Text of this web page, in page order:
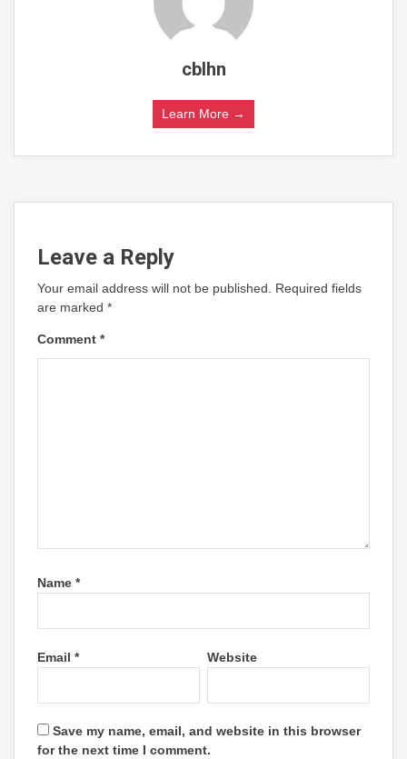
cblhn
Learn More →
Leave a Reply
Your email address will not be published.
Required fields
are marked *
Comment *
Name *
Email * Website
Save my name, email, and website in this browser
for the next time I comment.